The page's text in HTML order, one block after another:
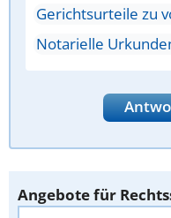
Gerichtsurteile zu
Notarielle
Angebote für